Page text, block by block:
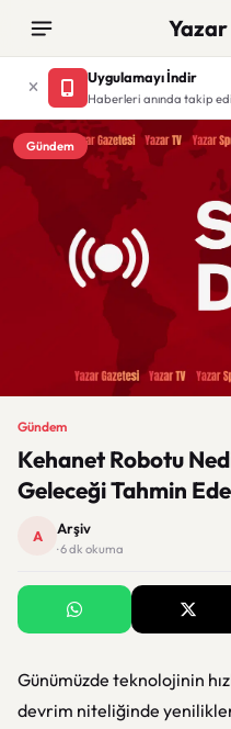
Uygulamayı İndir
Haberleri anında takip
Gündem
Gündem
Kehanet Robotu
Geleceği Tahmin
A Arşiv
· 6 dk okuma
Günümüzde teknolojinin
devrim niteliğinde